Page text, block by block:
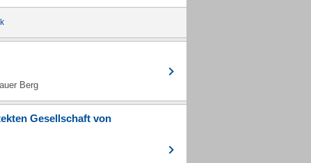
Berg
Gesellschaft von